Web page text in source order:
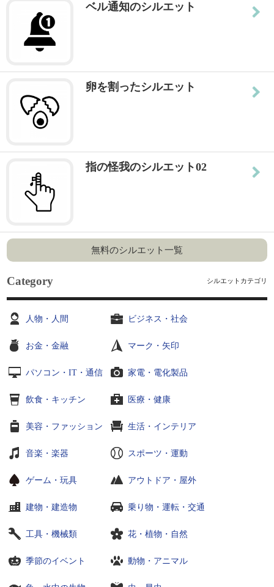
ベル通知のシルエット
卵を割ったシルエット
指の怪我のシルエット02
無料のシルエット一覧
Category シルエットカテゴリ
人物・人間 ビジネス・社会
お金・金融 マーク・矢印
パソコン・IT・通信 家電・電化製品
飲食・キッチン 医療・健康
美容・ファッション 生活・インテリア
音楽・楽器 スポーツ・運動
ゲーム・玩具 アウトドア・屋外
建物・建造物 乗り物・運転・交通
工具・機械類 花・植物・自然
季節のイベント 動物・アニマル